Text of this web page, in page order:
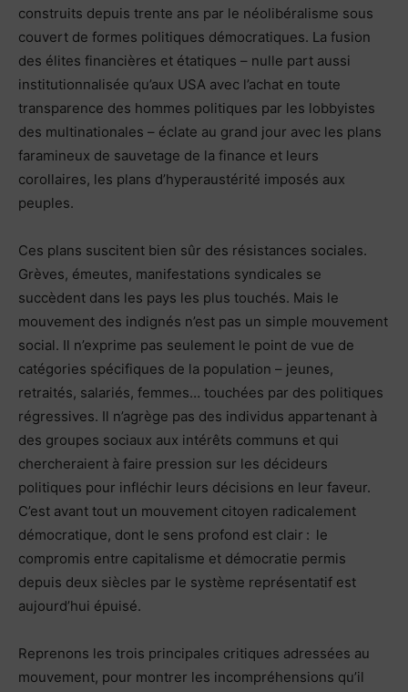
construits depuis trente ans par le néolibéralisme sous
couvert de formes politiques démocratiques. La fusion
des élites financières et étatiques – nulle part aussi
institutionnalisée qu’aux USA avec l’achat en toute
transparence des hommes politiques par les lobbyistes
des multinationales – éclate au grand jour avec les plans
faramineux de sauvetage de la finance et leurs
corollaires, les plans d’hyperaustérité imposés aux
peuples.
Ces plans suscitent bien sûr des résistances sociales.
Grèves, émeutes, manifestations syndicales se
succèdent dans les pays les plus touchés. Mais le
mouvement des indignés n’est pas un simple mouvement
social. Il n’exprime pas seulement le point de vue de
catégories spécifiques de la population – jeunes,
retraités, salariés, femmes… touchées par des politiques
régressives. Il n’agrège pas des individus appartenant à
des groupes sociaux aux intérêts communs et qui
chercheraient à faire pression sur les décideurs
politiques pour infléchir leurs décisions en leur faveur.
C’est avant tout un mouvement citoyen radicalement
démocratique, dont le sens profond est clair : le
compromis entre capitalisme et démocratie permis
depuis deux siècles par le système représentatif est
aujourd’hui épuisé.
Reprenons les trois principales critiques adressées au
mouvement, pour montrer les incompréhensions qu’il